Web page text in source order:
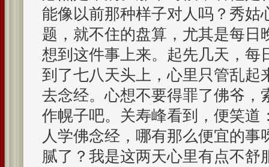
能像以前那种样子对人吗？秀姑
题，就不住的盘算，尤其是每日
想到这件事上来。起先几天，每
到了七八天头上，心里只管乱起
去念经。心想不要得罪了佛爷，
作幌子吧。关寿峰看到，便笑道
人学佛念经，哪有那么便宜的事
腻了？我是这两天心里有点不舒